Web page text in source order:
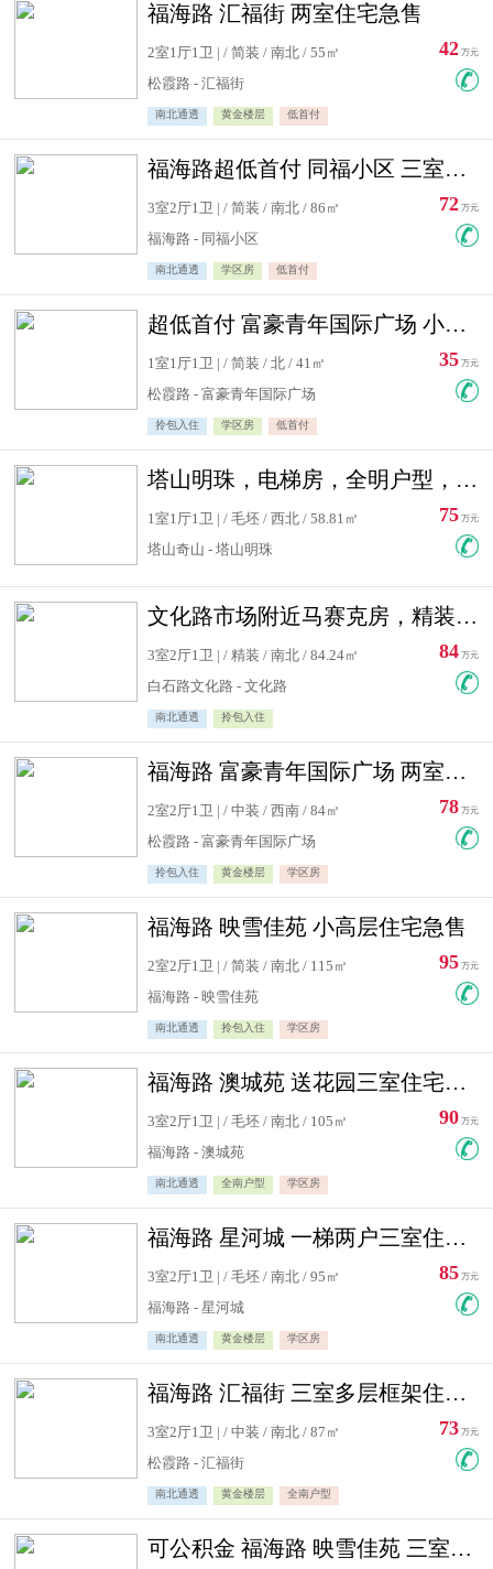
福海路 汇福街 两室住宅急售
2室1厅1卫 | / 简装 / 南北 / 55㎡
松霞路 - 汇福街
南北通透 黄金楼层 低首付
42 万元
福海路超低首付 同福小区 三室住宅急售
3室2厅1卫 | / 简装 / 南北 / 86㎡
福海路 - 同福小区
南北通透 学区房 低首付
72 万元
超低首付 富豪青年国际广场 小高层住宅急售
1室1厅1卫 | / 简装 / 北 / 41㎡
松霞路 - 富豪青年国际广场
拎包入住 学区房 低首付
35 万元
塔山明珠，电梯房，全明户型，视野好，毛坯房，看房有钥匙
1室1厅1卫 | / 毛坯 / 西北 / 58.81㎡
塔山奇山 - 塔山明珠
75 万元
文化路市场附近马赛克房，精装修三居室，南北通透，实用面积大
3室2厅1卫 | / 精装 / 南北 / 84.24㎡
白石路文化路 - 文化路
南北通透 拎包入住
84 万元
福海路 富豪青年国际广场 两室住宅急售
2室2厅1卫 | / 中装 / 西南 / 84㎡
松霞路 - 富豪青年国际广场
拎包入住 黄金楼层 学区房
78 万元
福海路 映雪佳苑 小高层住宅急售
2室2厅1卫 | / 简装 / 南北 / 115㎡
福海路 - 映雪佳苑
南北通透 拎包入住 学区房
95 万元
福海路 澳城苑 送花园三室住宅急售
3室2厅1卫 | / 毛坯 / 南北 / 105㎡
福海路 - 澳城苑
南北通透 全南户型 学区房
90 万元
福海路 星河城 一梯两户三室住宅急售
3室2厅1卫 | / 毛坯 / 南北 / 95㎡
福海路 - 星河城
南北通透 黄金楼层 学区房
85 万元
福海路 汇福街 三室多层框架住宅急售
3室2厅1卫 | / 中装 / 南北 / 87㎡
松霞路 - 汇福街
南北通透 黄金楼层 全南户型
73 万元
可公积金 福海路 映雪佳苑 三室住宅急售送小棚